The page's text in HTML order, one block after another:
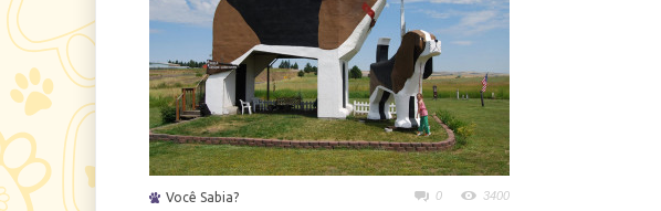
Você Sabia? 0 3400